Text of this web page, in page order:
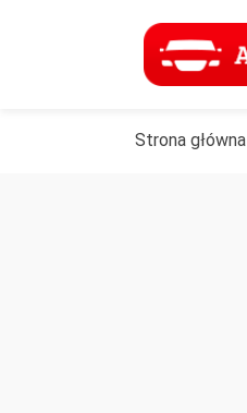
Strona główna